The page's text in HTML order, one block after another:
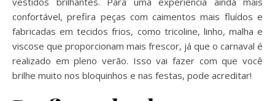
confortável, prefira peças com caimentos mais fluídos e
fabricadas em tecidos frios, como tricoline, linho, malha e
viscose que proporcionam mais frescor, já que o carnaval é
realizado em pleno verão. Isso vai fazer com que você
brilhe muito nos bloquinhos e nas festas, pode acreditar!